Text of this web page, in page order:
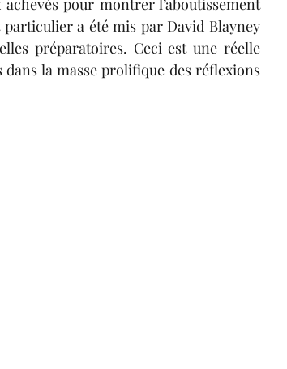
a été mis par David Blayney
préparatoires. Ceci est une réelle
la masse prolifique des réflexions